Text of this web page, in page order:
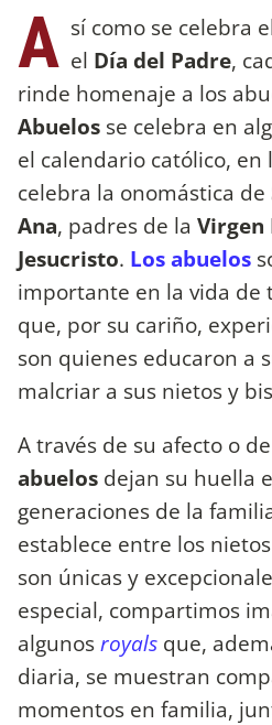
A sí como se celebra
el Día del Padre,
rinde homenaje a los
Abuelos se celebra en
el calendario católico, en
celebra la onomástica de
Ana, padres de la Virgen
Jesucristo. Los abuelos
importante en la vida de
que, por su cariño,
son quienes educaron a
malcriar a sus nietos y
A través de su afecto o
abuelos dejan su huella
generaciones de la
establece entre los
son únicas y
especial, compartimos
algunosroyals que,
diaria, se muestran
momentos en familia,